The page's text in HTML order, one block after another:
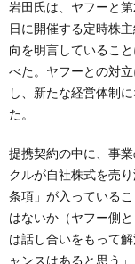
岩田氏は、ヤフーと
日に開催する定時株
向を明言しているこ
べた。ヤフーとの対
し、新たな経営体制
た。
提携契約の中に、事
クルが自社株式を売
条項」が入っている
はないか（ヤフー側
は話し合いをもって
ャンスはあると思う